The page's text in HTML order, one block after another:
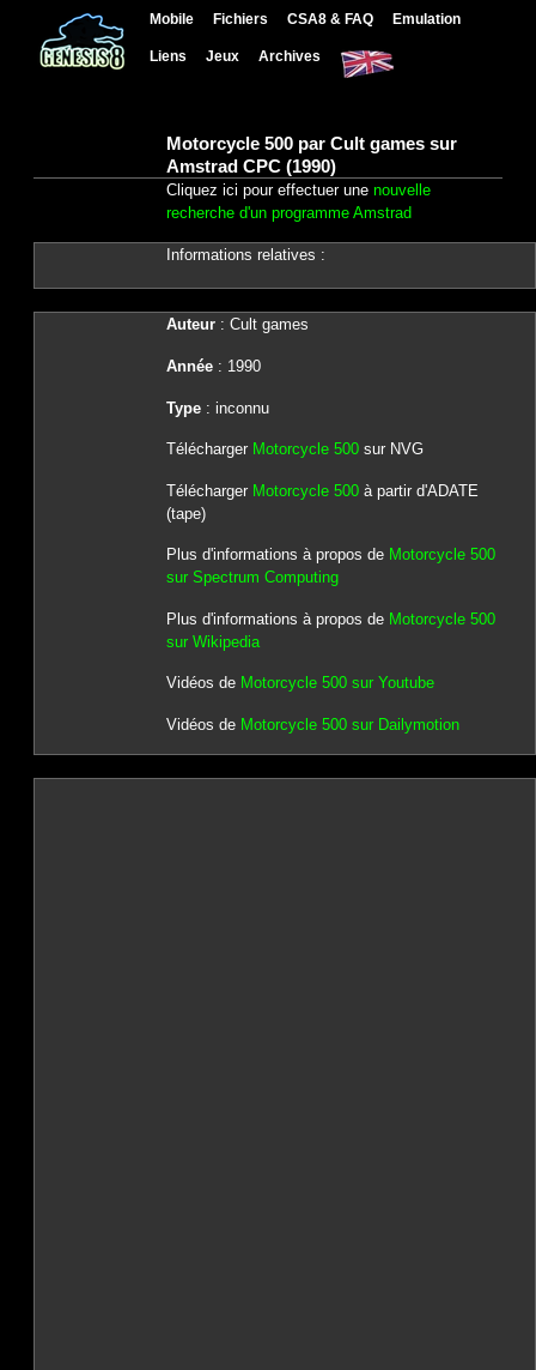
Mobile Fichiers CSA8 & FAQ Emulation
Liens Jeux Archives
Motorcycle 500 par Cult games sur
Amstrad CPC (1990)
Cliquez ici pour effectuer une nouvelle
recherche d'un programme Amstrad
Informations relatives :
Auteur: Cult games
Année: 1990
Type: inconnu
Télécharger Motorcycle 500sur NVG
Télécharger Motorcycle 500à partir d'ADATE
(tape)
Plus d'informations à propos de Motorcycle 500
sur Spectrum Computing
Plus d'informations à propos de Motorcycle 500
sur Wikipedia
Vidéos de Motorcycle 500 sur Youtube
Vidéos de Motorcycle 500 sur Dailymotion